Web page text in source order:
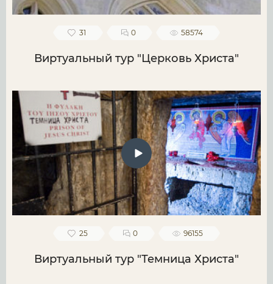
31 0 58574
Виртуальный тур "Церковь Христа"
25 0 96155
Виртуальный тур "Темница Христа"